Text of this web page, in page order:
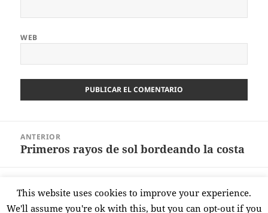
WEB
entradas
ANTERIOR
Entrada
Primeros rayos de sol bordeando la costa
Entrada
siguiente:
Un otoño muy azul
This website uses cookies to improve your experience.
We'll assume you're ok with this, but you can opt-out if you